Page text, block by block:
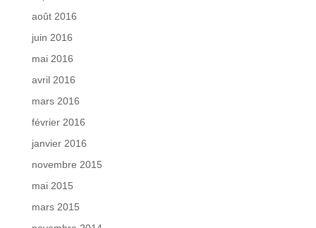
août 2016
juin 2016
mai 2016
avril 2016
mars 2016
février 2016
janvier 2016
novembre 2015
mai 2015
mars 2015